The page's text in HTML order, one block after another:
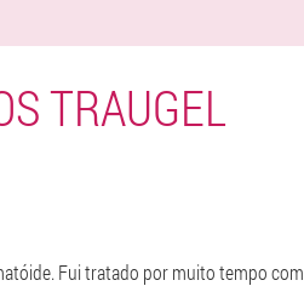
TRAUGEL
Fui tratado por muito tempo com